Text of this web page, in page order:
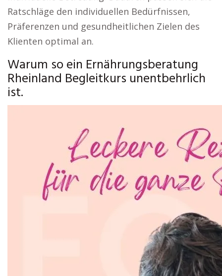
Ratschläge den individuellen Bedürfnissen,
Präferenzen und gesundheitlichen Zielen des
Klienten optimal an.
Warum so ein Ernährungsberatung
Rheinland Begleitkurs unentbehrlich
ist.